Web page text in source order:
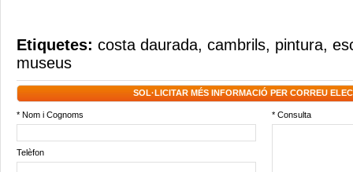
Etiquetes: costa daurada, cambrils, pintura,
museus
SOL·LICITAR MÉS INFORMACIÓ PER CORREU
* Nom i Cognoms * Consulta
Telèfon